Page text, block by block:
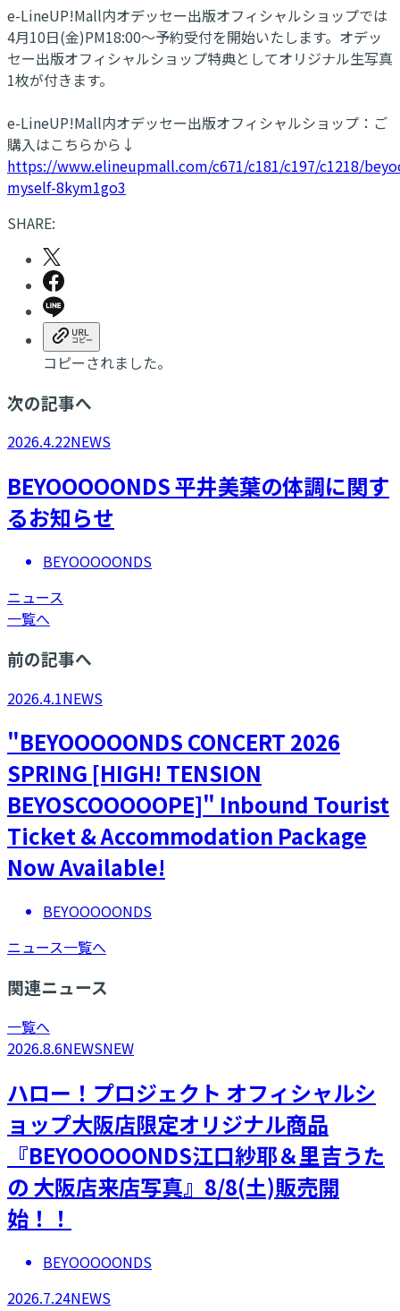
e-LineUP!Mall内オデッセー出版オフィシャルショップでは
4月10日(金)PM18:00〜予約受付を開始いたします。オデッ
セー出版オフィシャルショップ特典としてオリジナル生写真
1枚が付きます。
e-LineUP!Mall内オデッセー出版オフィシャルショップ：ご
購入はこちらから↓
https://www.elineupmall.com/c671/c181/c197/c1218/
myself-8kym1go3
SHARE:
コピーされました。
次の記事へ
2026.4.22NEWS
BEYOOOOONDS 平井美葉の体調に関す
るお知らせ
BEYOOOOONDS
ニュース
一覧へ
前の記事へ
2026.4.1NEWS
"BEYOOOOONDS CONCERT 2026
SPRING [HIGH! TENSION
BEYOSCOOOOOPE]" Inbound Tourist
Ticket & Accommodation Package
Now Available!
BEYOOOOONDS
ニュース一覧へ
関連ニュース
一覧へ
2026.8.6NEWSNEW
ハロー！プロジェクト オフィシャルシ
ョップ大阪店限定オリジナル商品
『BEYOOOOONDS江口紗耶＆里吉うた
の 大阪店来店写真』8/8(土)販売開
始！！
BEYOOOOONDS
2026.7.24NEWS